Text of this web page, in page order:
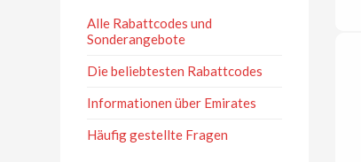
Alle Rabattcodes und
Sonderangebote
Die beliebtesten Rabattcodes
Informationen über Emirates
Häufig gestellte Fragen